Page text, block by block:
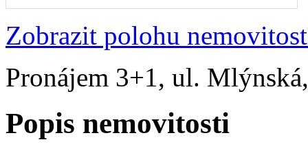
Zobrazit polohu
Pronájem 3+1, ul.
Popis nemovitosti